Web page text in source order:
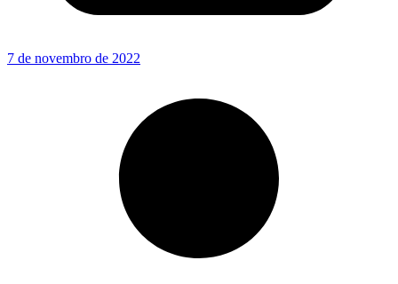
7 de novembro de 2022